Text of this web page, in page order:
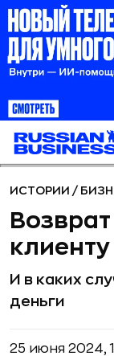
ИСТОРИИ /
клиенту
И в каких
деньги
25 июня 2024,